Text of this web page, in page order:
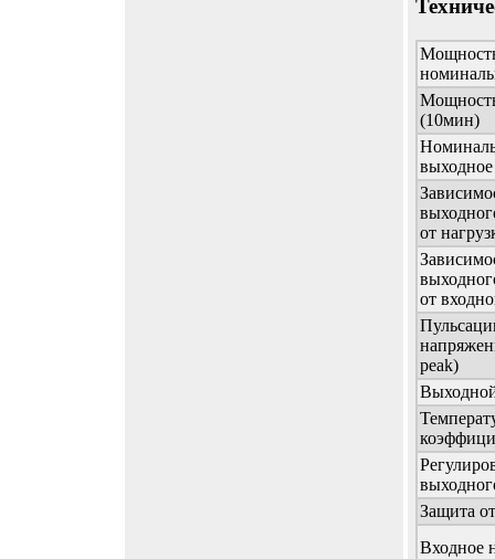
(10мин)
от
от
peak)
Защита
Входное